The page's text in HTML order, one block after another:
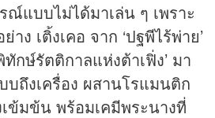
แบบไม่ได้มาเล่น ๆ เพราะ
ง เติ้งเคอ จาก ‘ปฐพีไร้พ่าย’
ทักษ์รัตติกาลแห่งต้าเฟิ่ง’ มา
บถึงเครื่อง ผสานโรแมนติก
ข้มข้น พร้อมเคมีพระนางที่